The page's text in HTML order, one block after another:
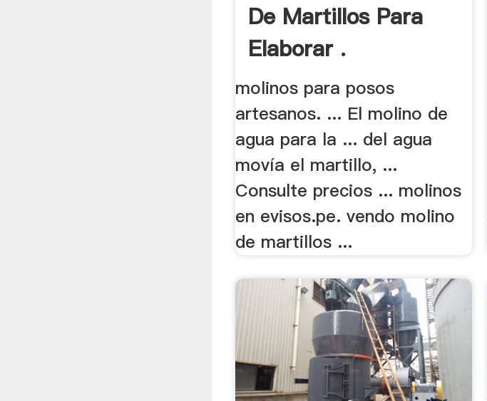
De Martillos Para
Elaborar .
molinos para posos
artesanos. ... El molino de
agua para la ... del agua
movía el martillo, ...
Consulte precios ... molinos
en evisos.pe. vendo molino
de martillos ...